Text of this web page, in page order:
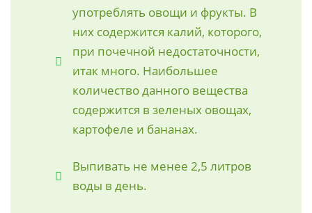
употреблять овощи и фрукты. В
них содержится калий, которого,
при почечной недостаточности,
итак много. Наибольшее
количество данного вещества
содержится в зеленых овощах,
картофеле и бананах.
Выпивать не менее 2,5 литров
воды в день.